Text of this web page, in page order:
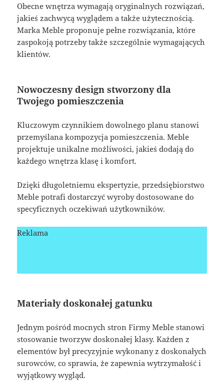
Obecne wnętrza wymagają oryginalnych rozwiązań,
jakieś zachwycą wyglądem a także użytecznością.
Marka Meble proponuje pełne rozwiązania, które
zaspokoją potrzeby także szczególnie wymagających
klientów.
Nowoczesny design stworzony dla
Twojego pomieszczenia
Kluczowym czynnikiem dowolnego planu stanowi
przemyślana kompozycja pomieszczenia. Meble
projektuje unikalne możliwości, jakieś dodają do
każdego wnętrza klasę i komfort.
Dzięki długoletniemu ekspertyzie, przedsiębiorstwo
Meble potrafi dostarczyć wyroby dostosowane do
specyficznych oczekiwań użytkowników.
Reklama
Materiały doskonałej gatunku
Jednym pośród mocnych stron Firmy Meble stanowi
stosowanie tworzyw doskonałej klasy. Każden z
elementów był precyzyjnie wykonany z doskonałych
surowców, co sprawia, że zapewnia wytrzymałość i
wyjątkowy wygląd.